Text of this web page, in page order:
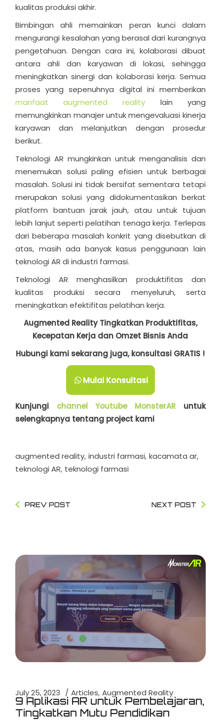
kualitas produksi akhir.
Bimbingan ahli memainkan peran kunci dalam
mengurangi kesalahan yang berasal dari kurangnya
pengetahuan. Dengan cara ini, kolaborasi dibuat
antara ahli dan karyawan di lokasi, sehingga
meningkatkan sinergi dan kolaborasi kerja. Semua
proses yang sepenuhnya digital ini memberikan
manfaat augmented reality lain yang
memungkinkan manajer untuk mengevaluasi kinerja
karyawan dan melanjutkan dengan prosedur
berikut.
Teknologi AR mungkinkan untuk menganalisis dan
menemukan solusi paling efisien untuk berbagai
masalah. Solusi ini tidak bersifat sementara tetapi
merupakan solusi yang didokumentasikan berkat
platform bantuan jarak jauh, atau untuk tujuan
lebih lanjut seperti pelatihan tenaga kerja. Terlepas
dari beberapa masalah konkrit yang disebutkan di
atas, masih ada banyak kasus penggunaan lain
teknologi AR di industri farmasi.
Teknologi AR menghasilkan produktifitas dan
kualitas produksi secara menyeluruh, serta
meningkatkan efektifitas pelatihan kerja.
Augmented Reality Tingkatkan Produktifitas,
Kecepatan Kerja dan Omzet Bisnis Anda
Hubungi kami sekarang juga, konsultasi GRATIS !
Mulai Konsultasi
Kunjungi channel Youtube MonsterAR untuk
selengkapnya tentang project kami
augmented reality industri farmasi kacamata ar
teknologi AR teknologi farmasi
PREV POST NEXT POST
July 25, 2023 Articles Augmented Reality
9 Aplikasi AR untuk Pembelajaran,
Tingkatkan Mutu Pendidikan